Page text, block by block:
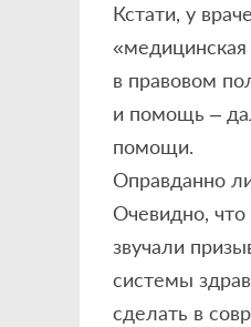
Кстати, у
в правовом
и помощь –
помощи.
Оправданно
Очевидно, что
звучали
системы
сделать в